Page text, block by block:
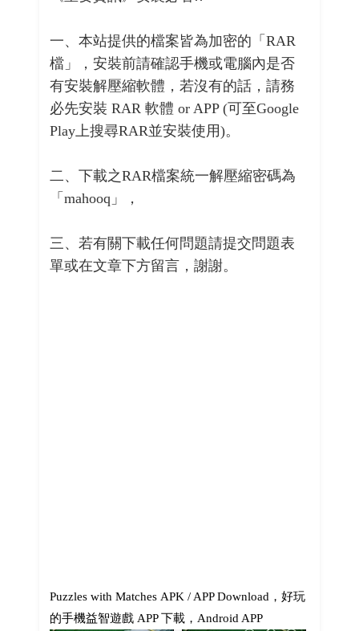
一、本站提供的檔案皆為加密的「RAR
檔」，安裝前請確認手機或電腦內是否
有安裝解壓縮軟體，若沒有的話，請務
必先安裝 RAR 軟體 or APP (可至Google
Play上搜尋RAR並安裝使用)。
二、下載之RAR檔案統一解壓縮密碼為
「mahooq」，
三、若有關下載任何問題請提交問題表
單或在文章下方留言，謝謝。
Puzzles with Matches APK / APP Download，好玩
的手機益智遊戲 APP 下載，Android APP